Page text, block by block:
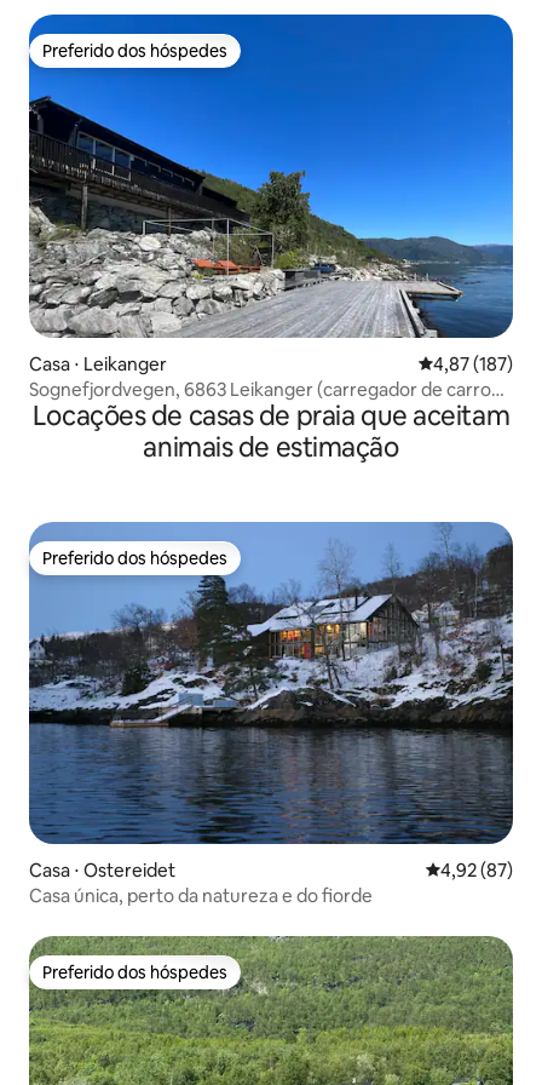
Preferido dos hóspedes
Preferido dos hóspedes
Casa ⋅ Leikanger 4,87 de uma
4,87 (187)
Sognefjordvegen, 6863 Leikanger (carregador de carro
elétrico)
Locações de casas de praia que aceitam
animais de estimação
Preferido dos hóspedes
Preferido dos hóspedes
Casa ⋅ Ostereidet 4,92 de uma
4,92 (87)
Casa única, perto da natureza e do fiorde
Preferido dos hóspedes
Preferido dos hóspedes